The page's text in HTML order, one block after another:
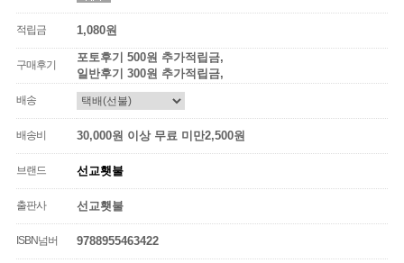
적립금 1,080원
구매후기
포토후기 500원 추가적립금,
일반후기 300원 추가적립금,
배송
배송비 30,000원 이상 무료 미만2,500원
브랜드 선교횃불
출판사 선교횃불
ISBN넘버 9788955463422